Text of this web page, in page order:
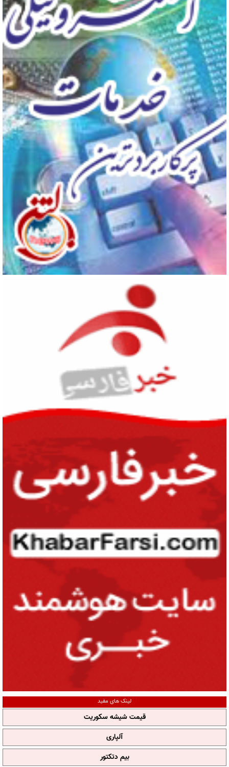
لینک های مفید
قیمت شیشه سکوریت
آلپاری
بیم دتکتور